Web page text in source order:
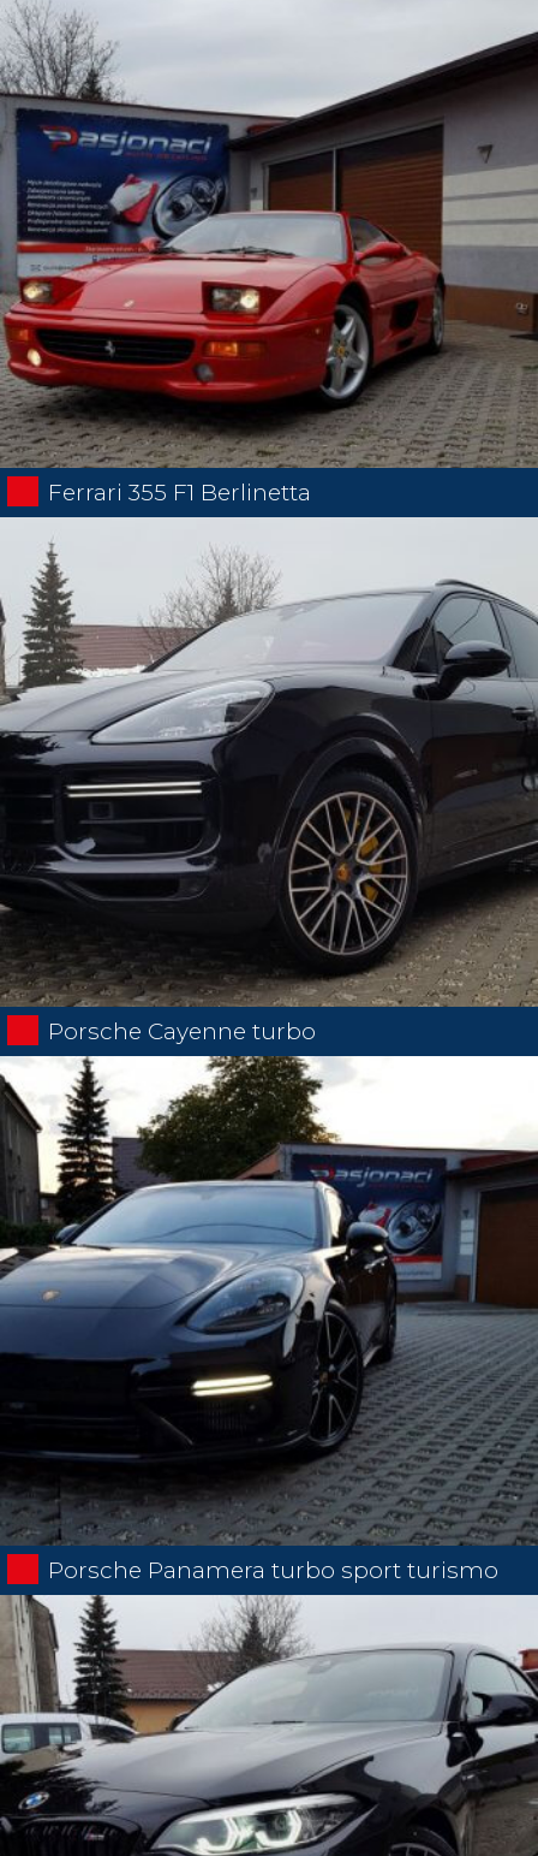
Ferrari 355 F1 Berlinetta
Porsche Cayenne turbo
Porsche Panamera turbo sport turismo